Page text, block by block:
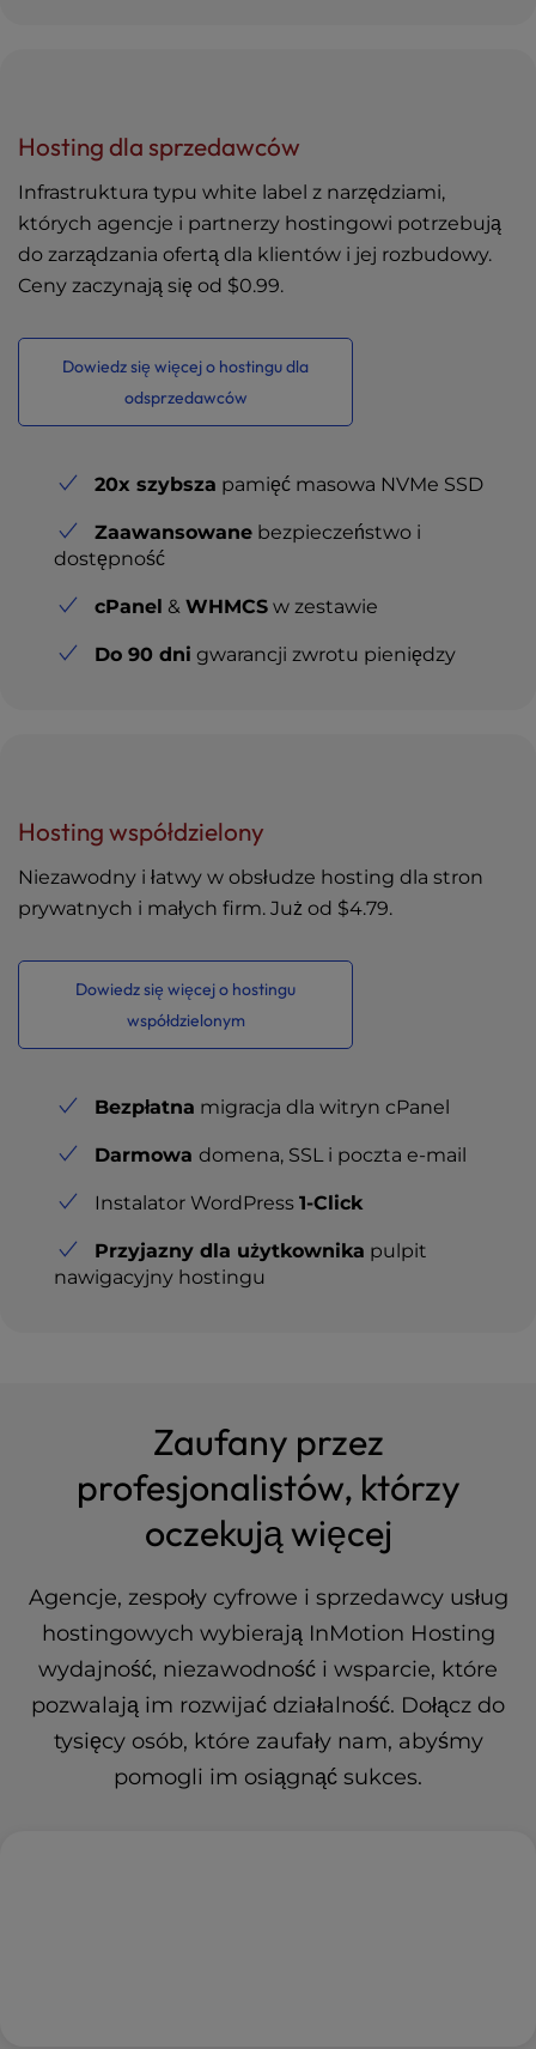
Hosting dla sprzedawców
Infrastruktura typu white label z narzędziami,
których agencje i partnerzy hostingowi potrzebują
do zarządzania ofertą dla klientów i jej rozbudowy.
Ceny zaczynają się od $0.99.
Dowiedz się więcej o hostingu dla
odsprzedawców
20x szybsza pamięć masowa NVMe SSD
Zaawansowane bezpieczeństwo i
dostępność
cPanel & WHMCS w zestawie
Do 90 dni gwarancji zwrotu pieniędzy
Hosting współdzielony
Niezawodny i łatwy w obsłudze hosting dla stron
prywatnych i małych firm. Już od $4.79.
Dowiedz się więcej o hostingu
współdzielonym
Bezpłatna migracja dla witryn cPanel
Darmowa domena, SSL i poczta e-mail
Instalator WordPress 1-Click
Przyjazny dla użytkownika pulpit
nawigacyjny hostingu
Zaufany przez
profesjonalistów, którzy
oczekują więcej
Agencje, zespoły cyfrowe i sprzedawcy usług
hostingowych wybierają InMotion Hosting
wydajność, niezawodność i wsparcie, które
pozwalają im rozwijać działalność. Dołącz do
tysięcy osób, które zaufały nam, abyśmy
pomogli im osiągnąć sukces.